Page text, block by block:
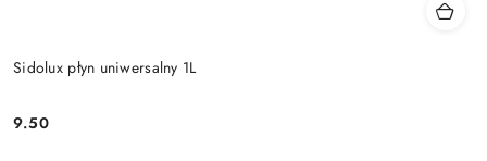
Sidolux płyn uniwersalny 1L
Cena:
9.50